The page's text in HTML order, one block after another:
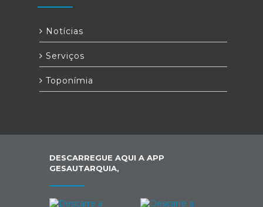
Notícias
Serviços
Toponímia
DESCARREGUE AQUI A APP
GESAUTARQUIA,